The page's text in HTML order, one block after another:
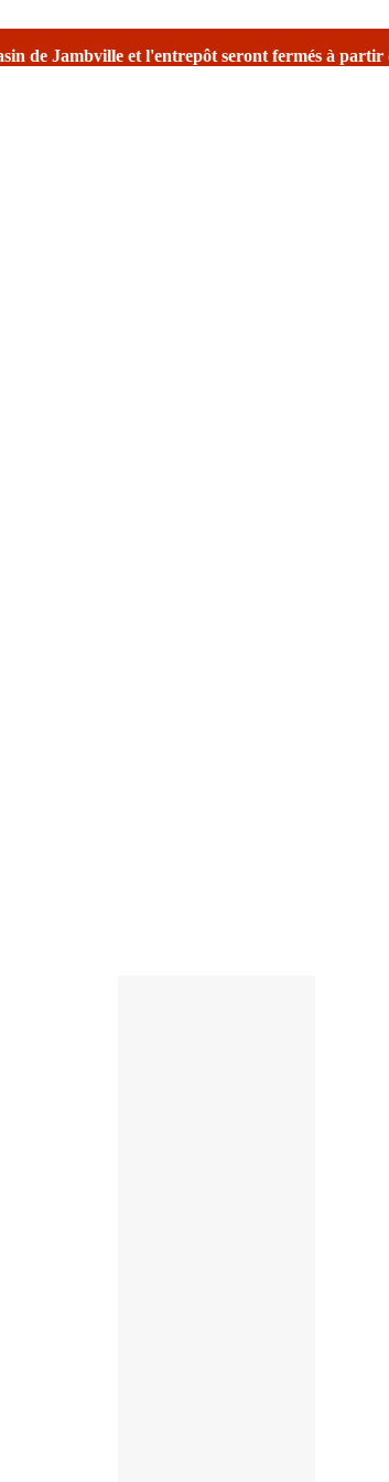
seront fermés à partir du SAMEDI 1er